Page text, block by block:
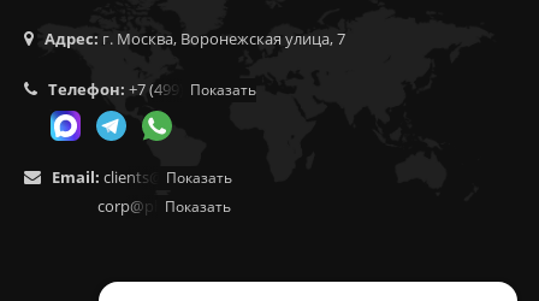
Адрес: г. Москва, Воронежская улица, 7
Телефон: +7 (499) 350-55-05
Показать
Email: clients@f9.market
Показать
corp@phoenix9.ru
Показать